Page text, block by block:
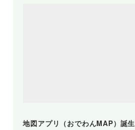
地図アプリ（おでわんMAP）誕生